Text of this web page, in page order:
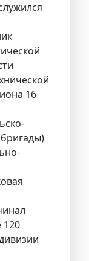
16
120